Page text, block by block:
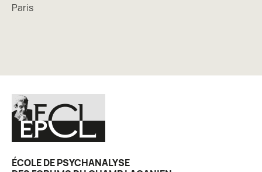
Paris
ÉCOLE DE PSYCHANALYSE